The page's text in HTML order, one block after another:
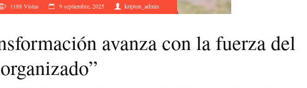
1188Vistas 9 septiembre, 2025 kripton_admin
avanza con la fuerza del